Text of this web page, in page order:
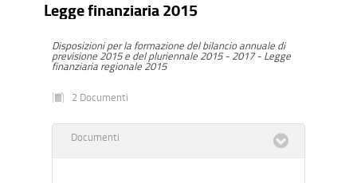
Legge finanziaria 2015
Disposizioni per la formazione del bilancio annuale di
previsione 2015 e del pluriennale 2015 - 2017 - Legge
finanziaria regionale 2015
2 Documenti
Documenti